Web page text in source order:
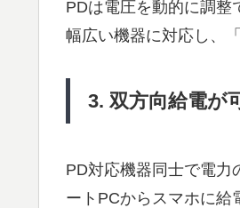
PDは電圧を動的に調整
幅広い機器に対応し、
3. 双方向給電が
PD対応機器同士で電力
ートPCからスマホに給